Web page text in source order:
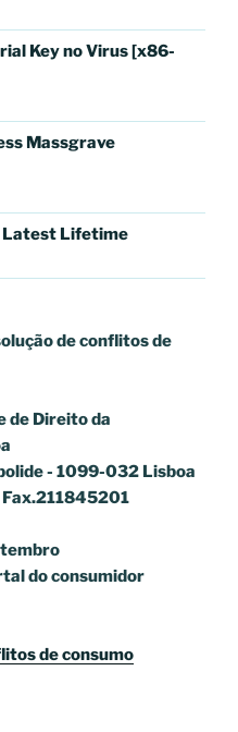
Key no Virus [x86-
Massgrave
Latest Lifetime
de conflitosde
de Direito da
- 1099-032 Lisboa
do consumidor
de consumo